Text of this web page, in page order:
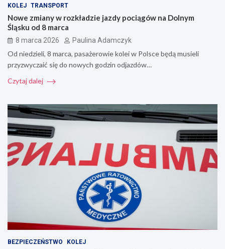
KOLEJ TRANSPORT
Nowe zmiany w rozkładzie jazdy pociągów na Dolnym
Śląsku od 8 marca
8 marca 2026 Paulina Adamczyk
Od niedzieli, 8 marca, pasażerowie kolei w Polsce będą musieli
przyzwyczaić się do nowych godzin odjazdów…
Czytaj dalej
BEZPIECZEŃSTWO KOLEJ